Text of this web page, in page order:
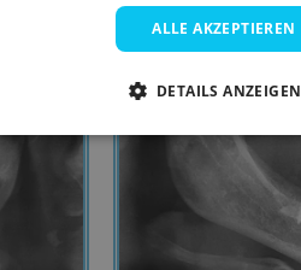
ALLE AKZEPTIEREN
DETAILS ANZEIGEN